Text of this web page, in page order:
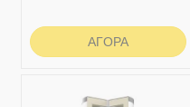
ΑΓΟΡΆ